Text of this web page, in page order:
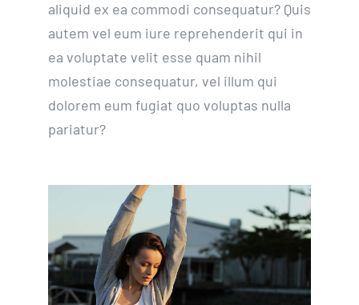
aliquid ex ea commodi consequatur? Quis
autem vel eum iure reprehenderit qui in
ea voluptate velit esse quam nihil
molestiae consequatur, vel illum qui
dolorem eum fugiat quo voluptas nulla
pariatur?